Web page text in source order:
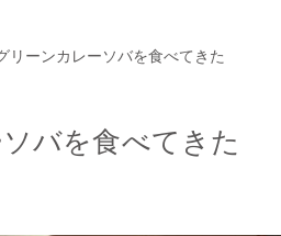
リーンカレーソバを食べてきた
バを食べてきた